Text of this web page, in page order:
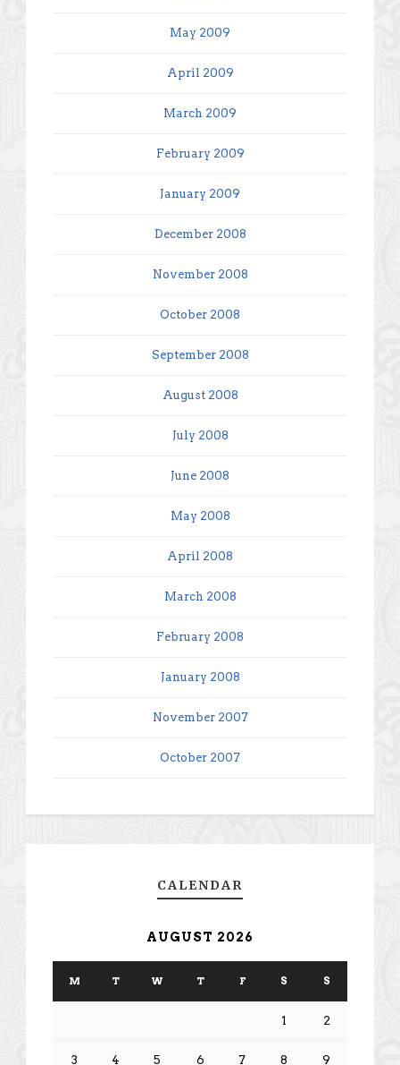
May 2009
April 2009
March 2009
February 2009
January 2009
December 2008
November 2008
October 2008
September 2008
August 2008
July 2008
June 2008
May 2008
April 2008
March 2008
February 2008
January 2008
November 2007
October 2007
CALENDAR
AUGUST 2026
M T W T F S S
1 2
3 4 5 6 7 8 9